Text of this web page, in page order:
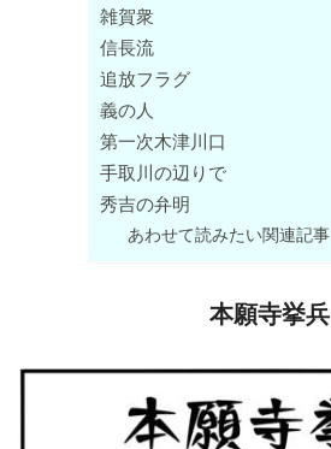
雑賀衆
信長流
追放フラグ
義の人
第一次木津川口
手取川の辺りで
秀吉の弁明
あわせて読みたい関連記事
本願寺挙兵